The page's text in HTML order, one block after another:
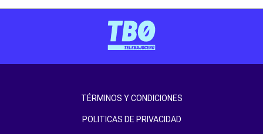
TÉRMINOS Y CONDICIONES
POLITICAS DE PRIVACIDAD